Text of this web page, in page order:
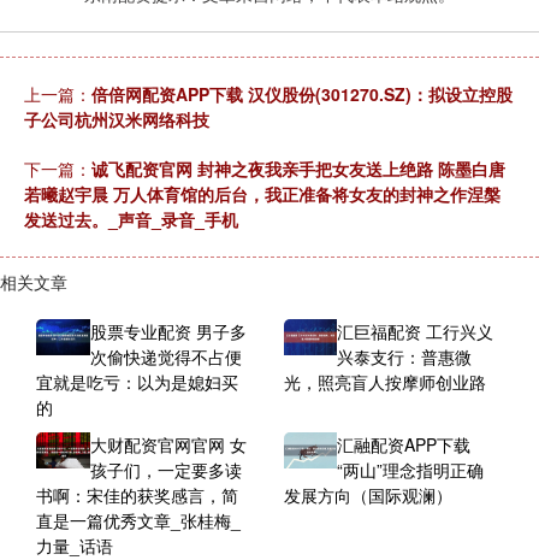
上一篇： 倍倍网配资APP下载 汉仪股份(301270.SZ)：拟设立控股
子公司杭州汉米网络科技
下一篇： 诚飞配资官网 封神之夜我亲手把女友送上绝路 陈墨白唐
若曦赵宇晨 万人体育馆的后台，我正准备将女友的封神之作涅槃
发送过去。_声音_录音_手机
相关文章
股票专业配资 男子多
次偷快递觉得不占便
宜就是吃亏：以为是媳妇买
的
汇巨福配资 工行兴义
兴泰支行：普惠微
光，照亮盲人按摩师创业路
大财配资官网官网 女
孩子们，一定要多读
书啊：宋佳的获奖感言，简
直是一篇优秀文章_张桂梅_
力量_话语
汇融配资APP下载
“两山”理念指明正确
发展方向（国际观澜）